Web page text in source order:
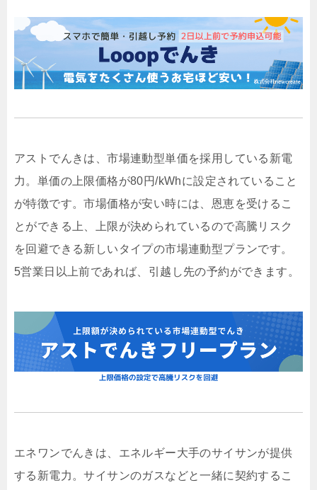
アストでんきは、市場連動型単価を採用している新電
力。単価の上限価格が80円/kWhに設定されていること
が特徴です。市場価格が安い時には、恩恵を受けるこ
とができる上、上限が決められているので高騰リスク
を回避できる新しいタイプの市場連動型プランです。
5営業日以上前であれば、引越し先の予約ができます。
エネワンでんきは、エネルギー大手のサイサンが提供
する新電力。サイサンのガスなどと一緒に契約するこ